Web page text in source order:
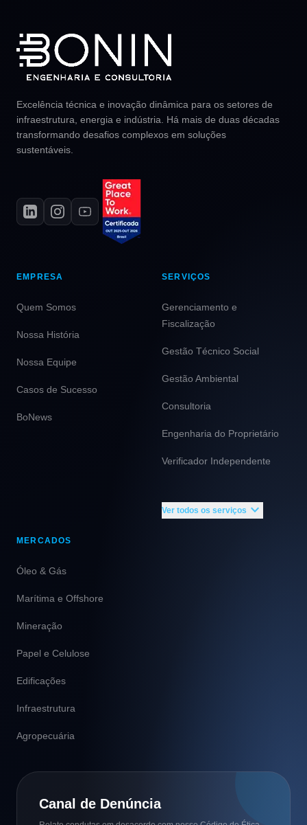
Excelência técnica e inovação dinâmica para os setores de
infraestrutura, energia e indústria. Há mais de duas décadas
transformando desafios complexos em soluções
sustentáveis.
EMPRESA
Quem Somos
Nossa História
Nossa Equipe
Casos de Sucesso
BoNews
SERVIÇOS
Gerenciamento e
Fiscalização
Gestão Técnico Social
Gestão Ambiental
Consultoria
Engenharia do Proprietário
Verificador Independente
Apoio em Contratação
Ver todos os serviços expand_more
MERCADOS
Óleo & Gás
Marítima e Offshore
Mineração
Papel e Celulose
Edificações
Infraestrutura
Agropecuária
Canal de Denúncia